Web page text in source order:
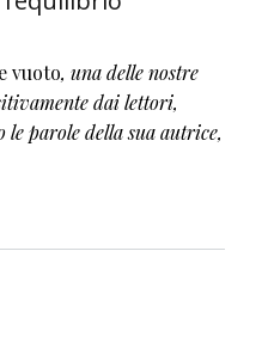
vuoto, una delle nostre
dai lettori,
parole della sua autrice,